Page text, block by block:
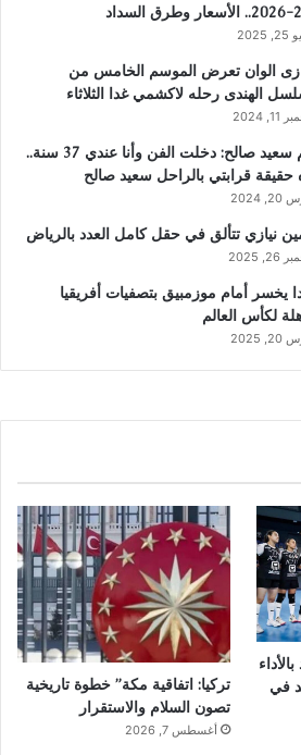
زى الوان تعرض الموسم الخامس من
الهندى رحله لاكشمي غدا الثلاثاء
2024
مريم سعيد صالح: دخلت الفن وأنا عندي 37 سنة..
حقيقة قرابتي بالراحل سعيد صالح
2024
نيازي تتألق في حقل كامل العدد بالرياض
2025
يخسر أمام موزمبيق بتصفيات أفريقيا
لكأس العالم
2025
في
تركيا: اتفاقية مكة” خطوة تاريخية
تصون السلام والاستقرار
أغسطس 7, 2026